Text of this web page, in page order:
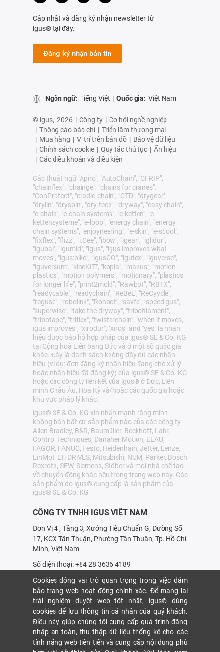
Cập nhật và đăng ký nhận newsletter từ
igus® tại đây.
Đăng ký nhận bản tin
Ngôn ngữ: Tiếng Việt | Quốc gia: Việt Nam
© igus, 2026 | Công ty | Cơ hội nghề nghiệp
| Thông cáo báo chí | Triển lãm thương mại
| Mua hàng | Vị trí trên bản đồ | Bảo vệ dữ liệu
| Chính sách cookie | Quy tắc thủ tục | Ấn hiệu
| Các điều khoản và điều kiện
Các thuật ngữ "Apiro", "AutoChain", "CFRIP",
"chainflex", "chainge", "chains for cranes",
"ConProtect", "cradle-chain", "CTD", "drygear",
"drylin", "dryspin", "dry-tech", "dryway", "easy chain",
"e-chain", "e-chain systems", "e-ketten", "e-
kettensysteme", "e-loop", "energy chain", "energy
chain systems", "enjoyneering", "e-skin", "e-spool",
"fixflex", "flizz", "i.Cee", "ibow", "igear", "iglidur",
"igubal", "igumid", "igus", "igus improves what
moves", "igus:bike", "igusGO", "igutex", "iguverse",
"iguversum", "kineKIT", "kopla", "manus", "motion
plastics", "motion polymers", "motionary", "plastics
for longer life", "print2mold", "Rawbot", "RBTX",
"readycable", "readychain", "ReBeL", "ReCyycle",
"reguse", "robolink", "Rohbot", "savfe", "speedigus",
"superwise", "take the dryway", "tribofilament",
"tribotape", "triflex", "twisterchain", "when it moves,
igus improves", "xirodur", "xiros" and "yes" là nhãn
hiệu được bảo hộ hợp pháp của igus® SE & Co. KG
tại Cộng hoà Liên bang Đức và ở một số quốc gia
khác. Đây là danh sách không đầy đủ các nhãn
hiệu (ví dụ: đơn đăng ký nhãn hiệu đang chờ xử lý
hoặc nhãn hiệu đã đăng ký) của igus® SE & Co. KG
hoặc các công ty liên kết của igus® ở Đức, Liên
minh Châu Âu, Hoa Kỳ và/hoặc các quốc gia hoặc
khu vực pháp lý khác.
igus® SE & Co. KG xin nhấn mạnh rằng mình
không bán bất cứ sản phẩm nào của các công ty
Allen Bradley, B&R, Baumüller, Beckhoff, Lahr,
Control Techniques, Danaher Motion, ELAU,
FAGOR, FANUC, Festo, Heidenhain, Jetter, Lenze,
LinMot, LTi DRiVES, Mitsubishi, NUM, Parker, Bosch
Rexroth, SEW, Siemens, Stöber và mọi nhà chế tạo
về chuyển động khác nêu trong trang web này. Các
sản phẩm do igus® cung cấp là sản phẩm của
igus® SE & Co. KG
CÔNG TY TNHH IGUS VIỆT NAM
Đơn Vị 4 , Tầng 3, Xưởng Tiêu Chuẩn G, Đường Số
17, KCX Tân Thuận, Phường Tân Thuận, Tp. Hồ Chí
Minh, Việt Nam
Số điện thoại: +84 28 3636 4189
Giấy chứng nhận đăng ký doanh nghiệp số:
0314214531
Ngày đăng ký lần đầu: 20-01-2017
Nơi cấp: SỞ KẾ HOẠCH VÀ ÐẦU TƯ THÀNH PHỐ
HỒ CHÍ MINH
IGUS VIETNAM COMPANY LIMITED
Cookies đóng vai trò quan trọng trong việc đảm
bảo trang web hoạt động chính xác. Để mang lại
trải nghiệm duyệt web tốt nhất, igus® dùng
cookies để lưu thông tin cá nhân của quý khách.
Điều này giúp chúng tôi cung cấp quá trình đăng
nhập an toàn, thu thập dữ liệu thống kê cho các
tính năng web tiên tiến và cung cấp nội dung phù